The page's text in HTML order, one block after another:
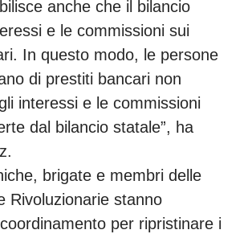
anche che il bilancio
e le commissioni sui
In questo modo, le persone
di prestiti bancari non
interessi e le commissioni
dal bilancio statale”, ha
brigate e membri delle
Rivoluzionarie stanno
per ripristinare i